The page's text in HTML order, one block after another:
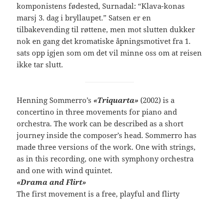
komponistens fødested, Surnadal: “Klava-konas
marsj 3. dag i bryllaupet.” Satsen er en
tilbakevending til røttene, men mot slutten dukker
nok en gang det kromatiske åpningsmotivet fra 1.
sats opp igjen som om det vil minne oss om at reisen
ikke tar slutt.
Henning Sommerro’s «Triquarta» (2002) is a
concertino in three movements for piano and
orchestra. The work can be described as a short
journey inside the composer’s head. Sommerro has
made three versions of the work. One with strings,
as in this recording, one with symphony orchestra
and one with wind quintet.
«Drama and Flirt»
The first movement is a free, playful and flirty